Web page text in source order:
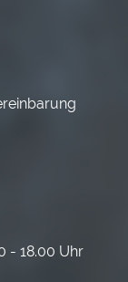
- 18.00 Uhr